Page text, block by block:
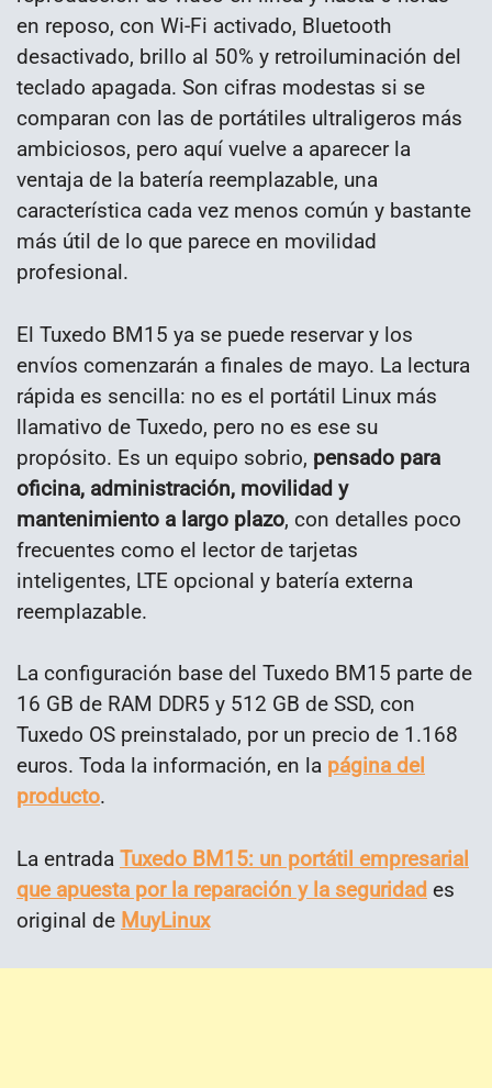
en reposo, con Wi-Fi activado, Bluetooth
desactivado, brillo al 50% y retroiluminación del
teclado apagada. Son cifras modestas si se
comparan con las de portátiles ultraligeros más
ambiciosos, pero aquí vuelve a aparecer la
ventaja de la batería reemplazable, una
característica cada vez menos común y bastante
más útil de lo que parece en movilidad
profesional.
El Tuxedo BM15 ya se puede reservar y los
envíos comenzarán a finales de mayo. La lectura
rápida es sencilla: no es el portátil Linux más
llamativo de Tuxedo, pero no es ese su
propósito. Es un equipo sobrio, pensado para
oficina, administración, movilidad y
mantenimiento a largo plazo, con detalles poco
frecuentes como el lector de tarjetas
inteligentes, LTE opcional y batería externa
reemplazable.
La configuración base del Tuxedo BM15 parte de
16 GB de RAM DDR5 y 512 GB de SSD, con
Tuxedo OS preinstalado, por un precio de 1.168
euros. Toda la información, en la página del
producto.
La entrada Tuxedo BM15: un portátil empresarial
que apuesta por la reparación y la seguridad es
original de MuyLinux